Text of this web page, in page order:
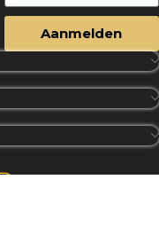
Aanmelden